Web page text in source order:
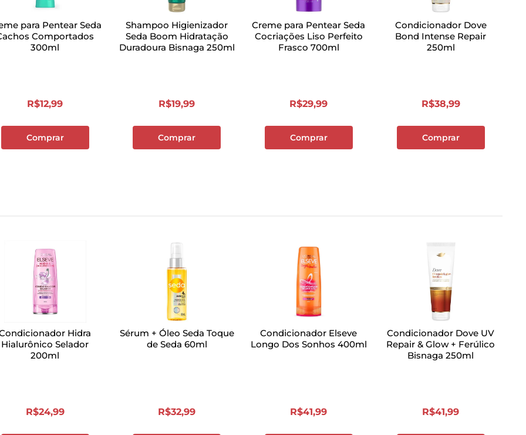
para Pentear Seda
Comportados
300ml
R$12,99
Comprar
Shampoo Higienizador
Seda Boom Hidratação
Duradoura Bisnaga 250ml
R$19,99
Comprar
Creme para Pentear Seda
Cocriações Liso Perfeito
Frasco 700ml
R$29,99
Comprar
Condicionador Dove
Bond Intense Repair
250ml
R$38,99
Comprar
Hidra
Hialurônico Selador
200ml
R$24,99
Sérum + Óleo Seda Toque
de Seda 60ml
R$32,99
Condicionador Elseve
Longo Dos Sonhos 400ml
R$41,99
Condicionador Dove UV
Repair & Glow + Ferúlico
Bisnaga 250ml
R$41,99